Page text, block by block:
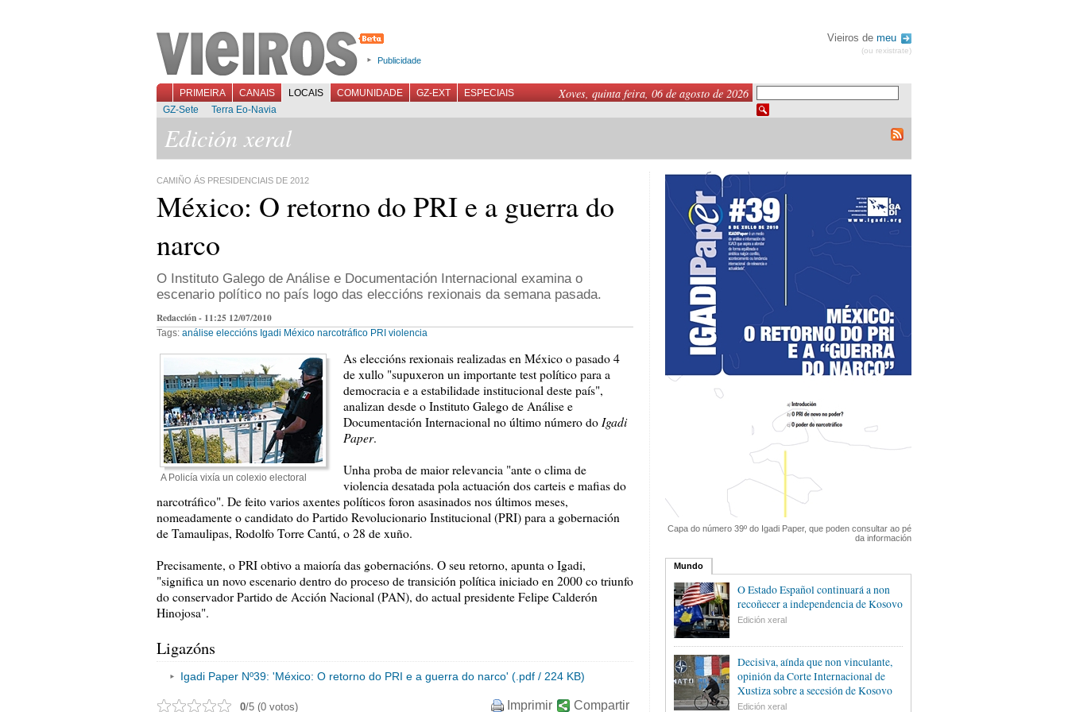
Publicidade
Vieiros de meu
(ou rexistrate)
Xoves, quinta feira, 06 de agosto de 2026
PRIMEIRA CANAIS LOCAIS COMUNIDADE GZ-EXT
ESPECIAIS
GZ-Sete
Terra Eo-Navia
Edición xeral
CAMIÑO ÁS PRESIDENCIAIS DE 2012
México: O retorno do PRI e a guerra do
narco
O Instituto Galego de Análise e Documentación Internacional examina o
escenario político no país logo das eleccións rexionais da semana pasada.
Redacción - 11:25 12/07/2010
Tags: análise eleccións Igadi México narcotráfico PRI violencia
A Policía vixía un colexio electoral
As eleccións rexionais realizadas en México o pasado 4
de xullo "supuxeron un importante test político para a
democracia e a estabilidade institucional deste país",
analizan desde o Instituto Galego de Análise e
Documentación Internacional no último número do Igadi
Paper.
Unha proba de maior relevancia "ante o clima de
violencia desatada pola actuación dos carteis e mafias do
narcotráfico". De feito varios axentes políticos foron asasinados nos últimos meses,
nomeadamente o candidato do Partido Revolucionario Institucional (PRI) para a gobernación
de Tamaulipas, Rodolfo Torre Cantú, o 28 de xuño.
Precisamente, o PRI obtivo a maioría das gobernacións. O seu retorno, apunta o Igadi,
"significa un novo escenario dentro do proceso de transición política iniciado en 2000 co triunfo
do conservador Partido de Acción Nacional (PAN), do actual presidente Felipe Calderón
Hinojosa".
Ligazóns
Igadi Paper Nº39: 'México: O retorno do PRI e a guerra do narco' (.pdf / 224 KB)
0/5 (0 votos) Compartir
Imprimir
Capa do número 39º do Igadi Paper, que poden consultar ao pé
da información
Mundo
O Estado Español continuará a non
recoñecer a independencia de Kosovo
Edición xeral
Decisiva, aínda que non vinculante,
opinión da Corte Internacional de
Xustiza sobre a secesión de Kosovo
Edición xeral